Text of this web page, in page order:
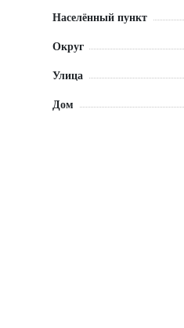
Населённый пункт
Округ
Улица
Дом